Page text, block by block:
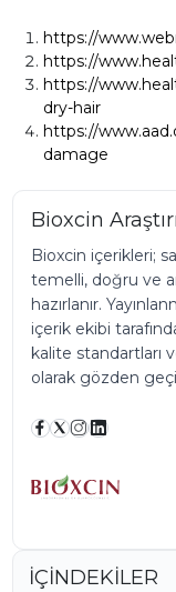
İÇİNDEKİLER
https://
https://
https://
dry-hair
https://
damage
Bioxcin
Bioxcin içerikleri;
temelli, doğru ve
hazırlanır.
içerik ekibi
kalite standartları
olarak gözden